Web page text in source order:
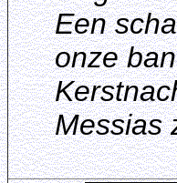
Een
onze
Messias